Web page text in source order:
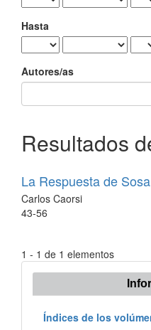
Hasta
Autores/as
Resultados
La Respuesta de
Carlos Caorsi
43-56
1 - 1 de 1 elementos
Índices de los